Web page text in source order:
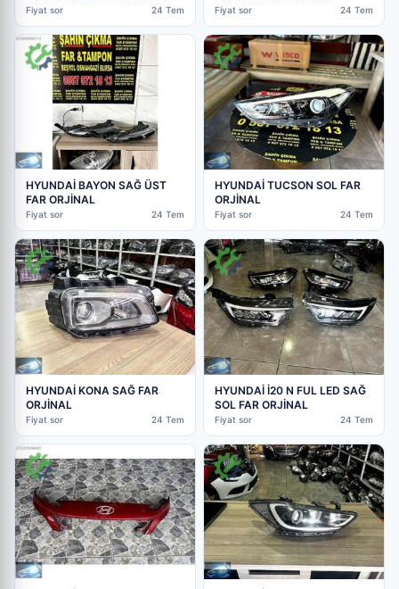
ORJINAL
Fiyat sor 24 Tem Fiyat sor 24 Tem
HYUNDAİ BAYON SAĞ ÜST
FAR ORJİNAL
Fiyat sor 24 Tem
HYUNDAİ TUCSON SOL FAR
ORJİNAL
Fiyat sor 24 Tem
HYUNDAİ KONA SAĞ FAR
ORJİNAL
Fiyat sor 24 Tem
HYUNDAİ İ20 N FUL LED SAĞ
SOL FAR ORJİNAL
Fiyat sor 24 Tem